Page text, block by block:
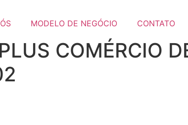
MODELO DE NEGÓCIO CONTATO
COMÉRCIO